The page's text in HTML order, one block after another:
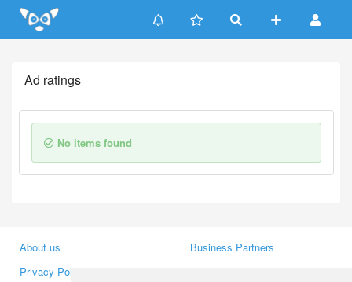
Update cookies preferences
Ad ratings
No items found
About us
Privacy Policy
Business Partners